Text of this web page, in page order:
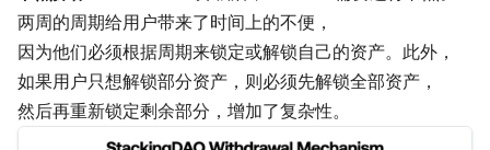
两周的周期给用户带来了时间上的不便，
因为他们必须根据周期来锁定或解锁自己的资产。此外，
如果用户只想解锁部分资产，则必须先解锁全部资产，
然后再重新锁定剩余部分，增加了复杂性。